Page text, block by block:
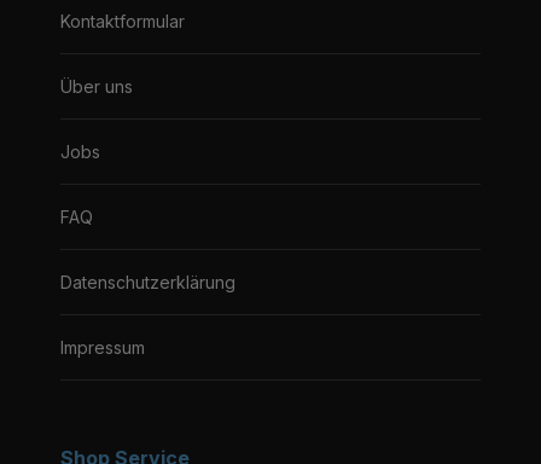
Kontaktformular
Über uns
Jobs
FAQ
Datenschutzerklärung
Impressum
Shop Service